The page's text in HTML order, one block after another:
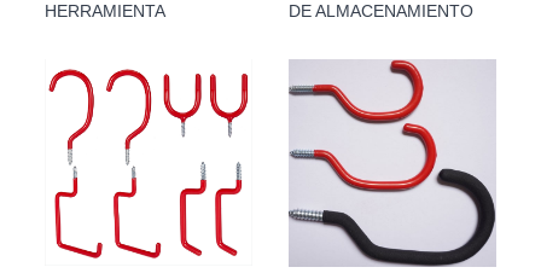
HERRAMIENTA
DE ALMACENAMIENTO